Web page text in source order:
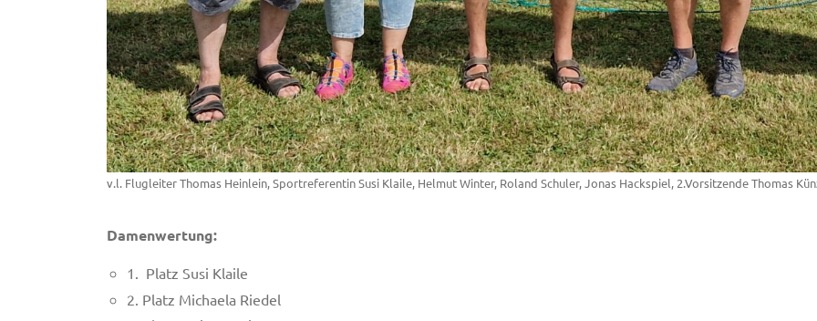
v.l. Flugleiter Thomas Heinlein, Sportreferentin Susi Klaile, Helmut Winter, Roland Schuler, Jonas Hackspiel, 2.Vorsitzende Thomas
Damenwertung:
1. Platz Susi Klaile
2. Platz Michaela Riedel